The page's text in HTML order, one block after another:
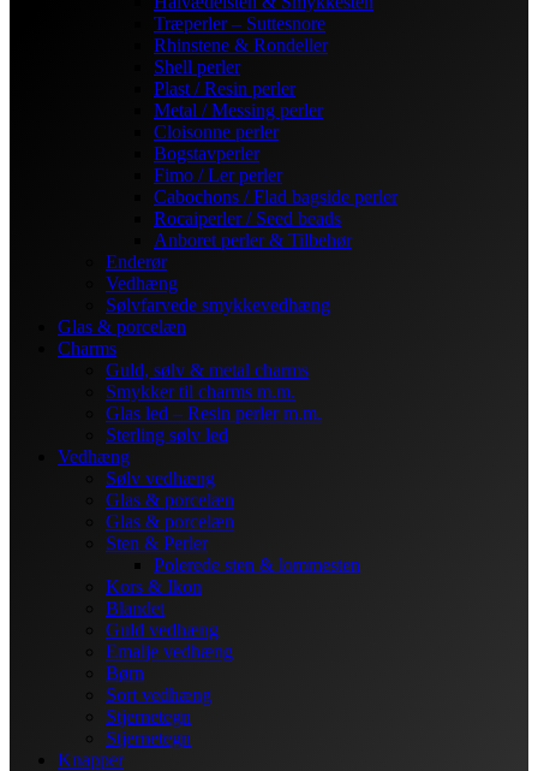
Træperler – Suttesnore
Rhinstene & Rondeller
Shell perler
Plast / Resin perler
Metal / Messing perler
Cloisonne perler
Bogstavperler
Fimo / Ler perler
Cabochons / Flad bagside perler
Rocaiperler / Seed beads
Anboret perler & Tilbehør
Enderør
Vedhæng
Sølvfarvede smykkevedhæng
Glas & porcelæn
Charms
Guld, sølv & metal charms
Smykker til charms m.m.
Glas led – Resin perler m.m.
Sterling sølv led
Vedhæng
Sølv vedhæng
Glas & porcelæn
Glas & porcelæn
Sten & Perler
Polerede sten & lommesten
Kors & Ikon
Blandet
Guld vedhæng
Emalje vedhæng
Børn
Sort vedhæng
Stjernetegn
Stjernetegn
Knapper